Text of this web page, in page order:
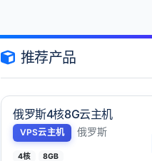
推荐产品
俄罗斯4核8G云主机
VPS云主机 俄罗斯
4核 8GB